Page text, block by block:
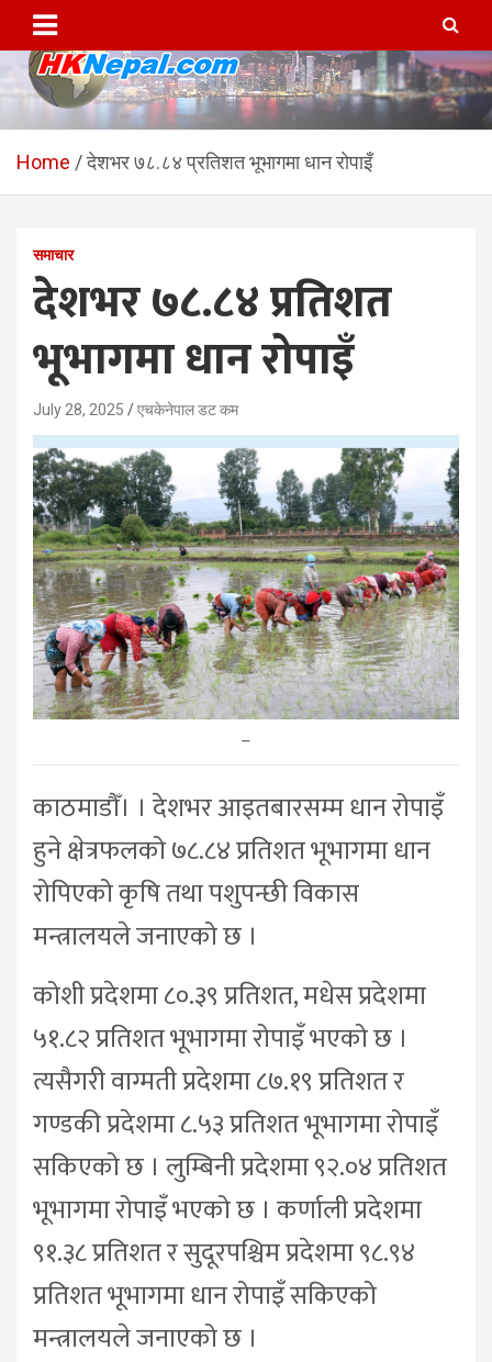
content
HKNepal.com – हङकङबाट
सञ्चालित पहिलो नेपाली अनलाईन
hknepal, hknepal.com, hk nepal, hk nepal com
Home देशभर ७८.८४ प्रतिशत भूभागमा धान रोपाइँ
समाचार
देशभर ७८.८४ प्रतिशत
भूभागमा धान रोपाइँ
July 28, 2025 एचकेनेपाल डट कम
–
काठमाडौँ। । देशभर आइतबारसम्म धान रोपाइँ
हुने क्षेत्रफलको ७८.८४ प्रतिशत भूभागमा धान
रोपिएको कृषि तथा पशुपन्छी विकास
मन्त्रालयले जनाएको छ ।
कोशी प्रदेशमा ८०.३९ प्रतिशत, मधेस प्रदेशमा
५१.८२ प्रतिशत भूभागमा रोपाइँ भएको छ ।
त्यसैगरी वाग्मती प्रदेशमा ८७.१९ प्रतिशत र
गण्डकी प्रदेशमा ८.५३ प्रतिशत भूभागमा रोपाइँ
सकिएको छ । लुम्बिनी प्रदेशमा ९२.०४ प्रतिशत
भूभागमा रोपाइँ भएको छ । कर्णाली प्रदेशमा
९१.३८ प्रतिशत र सुदूरपश्चिम प्रदेशमा ९८.९४
प्रतिशत भूभागमा धान रोपाइँ सकिएको
मन्त्रालयले जनाएको छ ।